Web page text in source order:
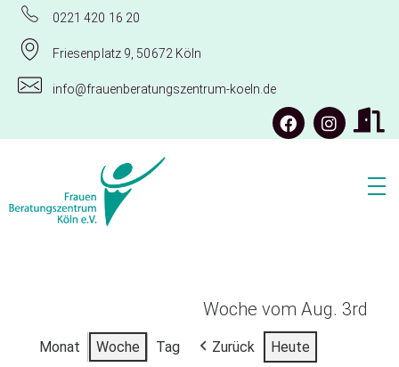
0221 420 16 20
Friesenplatz 9, 50672 Köln
info@frauenberatungszentrum-koeln.de
Woche vom Aug. 3rd
Monat Woche Tag Zurück Heute